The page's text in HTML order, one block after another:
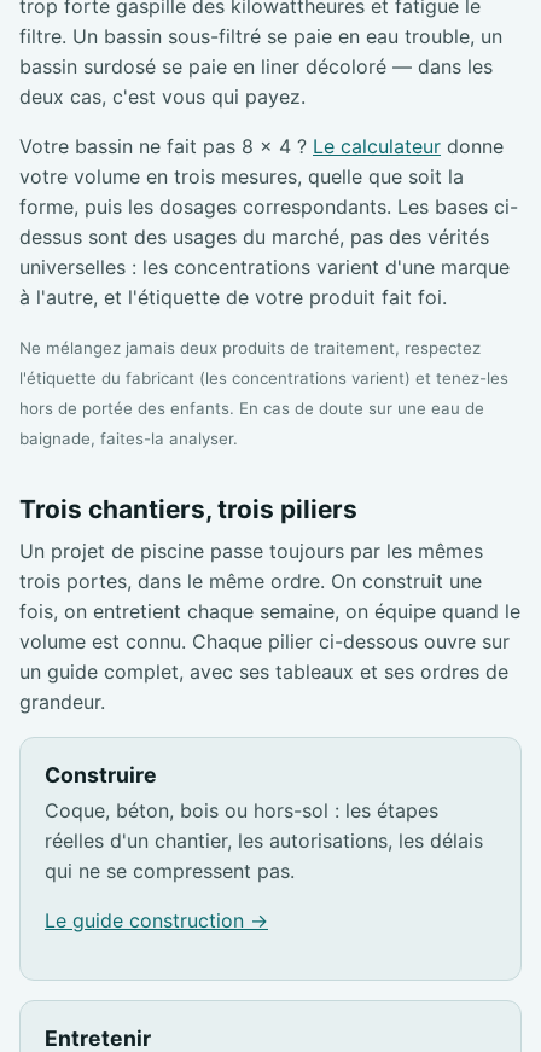
trop forte gaspille des kilowattheures et fatigue le
filtre. Un bassin sous-filtré se paie en eau trouble, un
bassin surdosé se paie en liner décoloré — dans les
deux cas, c'est vous qui payez.
Votre bassin ne fait pas 8 × 4 ? Le calculateur donne
votre volume en trois mesures, quelle que soit la
forme, puis les dosages correspondants. Les bases ci-
dessus sont des usages du marché, pas des vérités
universelles : les concentrations varient d'une marque
à l'autre, et l'étiquette de votre produit fait foi.
Ne mélangez jamais deux produits de traitement, respectez
l'étiquette du fabricant (les concentrations varient) et tenez-les
hors de portée des enfants. En cas de doute sur une eau de
baignade, faites-la analyser.
Trois chantiers, trois piliers
Un projet de piscine passe toujours par les mêmes
trois portes, dans le même ordre. On construit une
fois, on entretient chaque semaine, on équipe quand le
volume est connu. Chaque pilier ci-dessous ouvre sur
un guide complet, avec ses tableaux et ses ordres de
grandeur.
Construire
Coque, béton, bois ou hors-sol : les étapes
réelles d'un chantier, les autorisations, les délais
qui ne se compressent pas.
Le guide construction →
Entretenir